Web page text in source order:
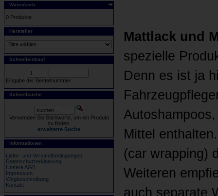
Warenkorb
0 Produkte
Hersteller
Schnelleinkauf
Eingabe der Bestellnummer.
Schnellsuche
Verwenden Sie Stichworte, um ein Produkt
zu finden.
erweiterte Suche
Informationen
Liefer- und Versandbedingungen
Datenschutzerklaerung
Unsere AGB
Impressum
Wegbeschreibung
Kontakt
Mattlack und
spezielle
Denn es ist ja
Mittel
(car wrapping)
Weiteren
auch separate